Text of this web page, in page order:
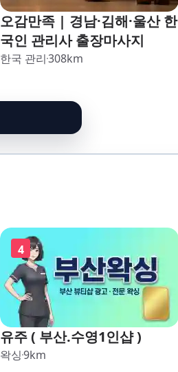
오감만족 | 경남·김해·울산 한
국인 관리사 출장마사지
한국 관리308km
4
유주 ( 부산.수영1인샵 )
왁싱9km